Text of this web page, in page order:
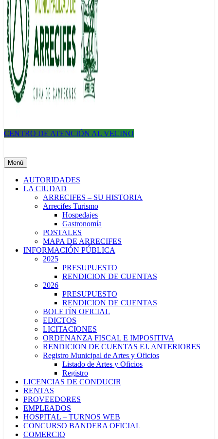
CENTRO DE ATENCIÓN AL VECINO
Menú
AUTORIDADES
LA CIUDAD
ARRECIFES – SU HISTORIA
Arrecifes Turismo
Hospedajes
Gastronomía
POSTALES
MAPA DE ARRECIFES
INFORMACIÓN PÚBLICA
2025
PRESUPUESTO
RENDICION DE CUENTAS
2026
PRESUPUESTO
RENDICION DE CUENTAS
BOLETÍN OFICIAL
EDICTOS
LICITACIONES
ORDENANZA FISCAL E IMPOSITIVA
RENDICION DE CUENTAS EJ. ANTERIORES
Registro Municipal de Artes y Oficios
Listado de Artes y Oficios
Registro
LICENCIAS DE CONDUCIR
RENTAS
PROVEEDORES
EMPLEADOS
HOSPITAL – TURNOS WEB
CONCURSO BANDERA OFICIAL
COMERCIO